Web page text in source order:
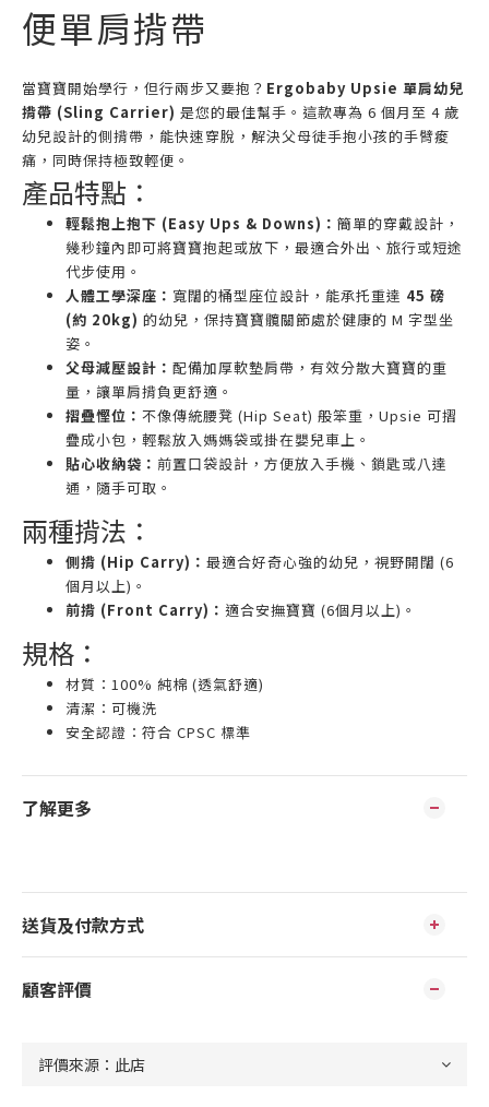
便單肩揹帶
當寶寶開始學行，但行兩步又要抱？ Ergobaby Upsie 單肩幼兒
揹帶 (Sling Carrier) 是您的最佳幫手。這款專為 6 個月至 4 歲
幼兒設計的側揹帶，能快速穿脫，解決父母徒手抱小孩的手臂痠
痛，同時保持極致輕便。
產品特點：
輕鬆抱上抱下 (Easy Ups & Downs)： 簡單的穿戴設計，
幾秒鐘內即可將寶寶抱起或放下，最適合外出、旅行或短途
代步使用。
人體工學深座： 寬闊的桶型座位設計，能承托重達 45 磅
(約 20kg) 的幼兒，保持寶寶髖關節處於健康的 M 字型坐
姿。
父母減壓設計： 配備加厚軟墊肩帶，有效分散大寶寶的重
量，讓單肩揹負更舒適。
摺疊慳位： 不像傳統腰凳 (Hip Seat) 般笨重，Upsie 可摺
疊成小包，輕鬆放入媽媽袋或掛在嬰兒車上。
貼心收納袋： 前置口袋設計，方便放入手機、鎖匙或八達
通，隨手可取。
兩種揹法：
側揹 (Hip Carry)： 最適合好奇心強的幼兒，視野開闊 (6
個月以上)。
前揹 (Front Carry)： 適合安撫寶寶 (6個月以上)。
規格：
材質：100% 純棉 (透氣舒適)
清潔：可機洗
安全認證：符合 CPSC 標準
了解更多
送貨及付款方式
顧客評價